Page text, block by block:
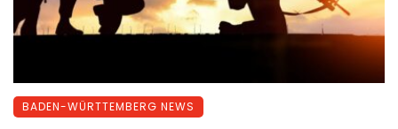
BADEN-WÜRTTEMBERG NEWS